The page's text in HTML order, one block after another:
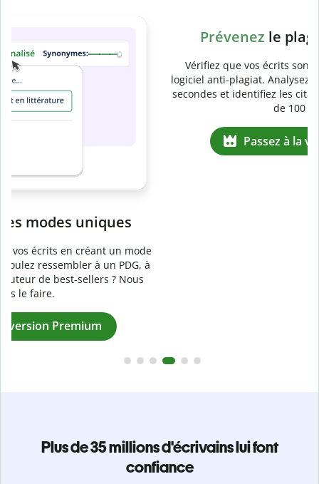
Prévenezle plagiat involontaire
Vérifiez que vos écrits sont 100 % les vôtres grâce au
logiciel anti-plagiat. Analysez votre document en quelques
secondes et identifiez les citations manquantes dans plus
Passez à la version Premium
Plus de 35 millions d'écrivains lui font
confiance